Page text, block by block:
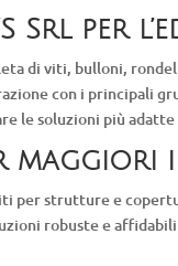
Srl per
di viti, bulloni,
con i principali
le soluzioni più
maggiori
per strutture e
robuste e